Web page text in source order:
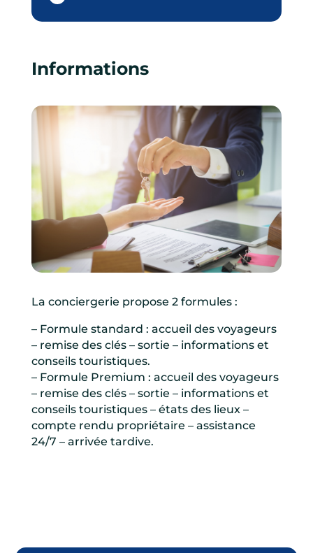
Informations
La conciergerie propose 2 formules :
– Formule standard : accueil des voyageurs
– remise des clés – sortie – informations et
conseils touristiques.
– Formule Premium : accueil des voyageurs
– remise des clés – sortie – informations et
conseils touristiques – états des lieux –
compte rendu propriétaire – assistance
24/7 – arrivée tardive.